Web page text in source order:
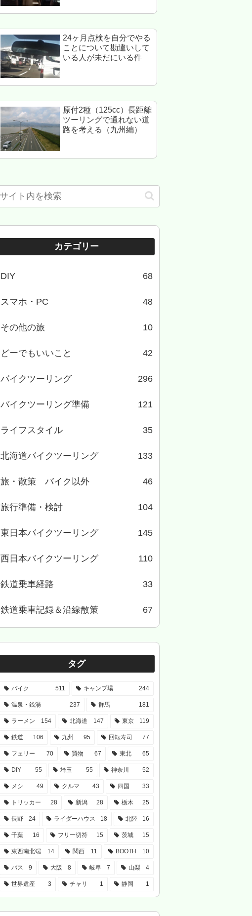
24ヶ月点検を自分でやる
ことについて勘違いして
いる人が未だにいる件
原付2種（125cc）長距離
ツーリングで通れない道
路を考える（九州編）
カテゴリー
DIY 68
スマホ・PC 48
その他の旅 10
どーでもいいこと 42
バイクツーリング 296
バイクツーリング準備 121
ライフスタイル 35
北海道バイクツーリング 133
旅・散策 バイク以外 46
旅行準備・検討 104
東日本バイクツーリング 145
西日本バイクツーリング 110
鉄道乗車経路 33
鉄道乗車記録＆沿線散策 67
タグ
バイク 511 キャンプ場 244
温泉・銭湯 237 群馬 181
ラーメン 154 北海道 147 東京 119
鉄道 106 九州 95 回転寿司 77
フェリー 70 買物 67 東北 65
DIY 55 埼玉 55 神奈川 52
メシ 49 クルマ 43 四国 33
トリッカー 28 新潟 28 栃木 25
長野 24 ライダーハウス 18 北陸 16
千葉 16 フリー切符 15 茨城 15
東西南北端 14 関西 11 BOOTH 10
バス 9 大阪 8 岐阜 7 山梨 4
世界遺産 3 チャリ 1 静岡 1